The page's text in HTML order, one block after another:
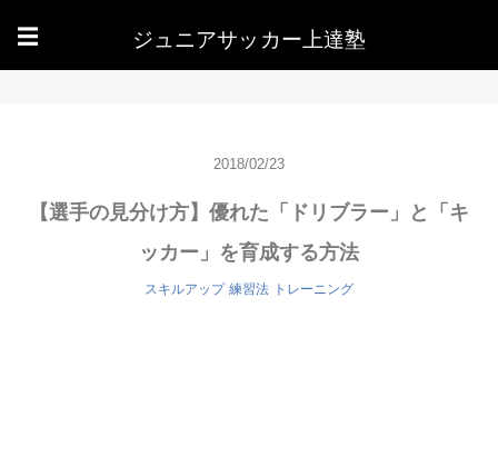
☰ ジュニアサッカー上達塾
2018/02/23
【選手の見分け方】優れた「ドリブラー」と「キ
ッカー」を育成する方法
スキルアップ 練習法 トレーニング